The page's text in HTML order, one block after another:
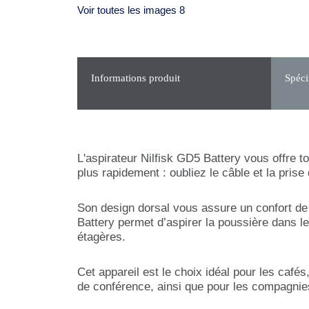
Voir toutes les images 8
Informations produit
L'aspirateur Nilfisk GD5 Battery vous offre
plus rapidement : oubliez le câble et la
Son design dorsal vous assure un confort
Battery permet d’aspirer la poussière dans
étagères.
Cet appareil est le choix idéal pour les
de conférence, ainsi que pour les